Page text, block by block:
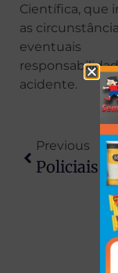
Científica, que
as
eventuais
acidente.
Previous